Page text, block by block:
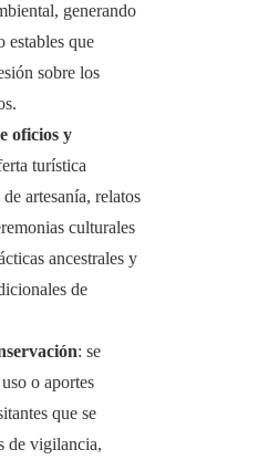
generando
estables que
sobre los
oficios y
turística
artesanía, relatos
culturales
ancestrales y
de
: se
o aportes
que se
de vigilancia,